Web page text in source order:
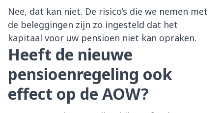
Nee, dat kan niet. De risico’s die we nemen met
de beleggingen zijn zo ingesteld dat het
kapitaal voor uw pensioen niet kan opraken.
Heeft de nieuwe
pensioenregeling ook
effect op de AOW?